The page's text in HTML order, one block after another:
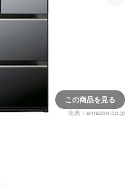
この商品を見る
出典： amazon.co.jp